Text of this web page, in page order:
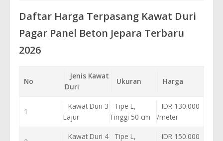
Daftar Harga Terpasang Kawat Duri
Pagar Panel Beton Jepara Terbaru
2026
No
Jenis Kawat
Duri
Ukuran Harga
1
Kawat Duri 3
Lajur
Tipe L,
Tinggi 50 cm
IDR 130.000
/meter
Kawat Duri 4
Tipe L,
IDR 150.000